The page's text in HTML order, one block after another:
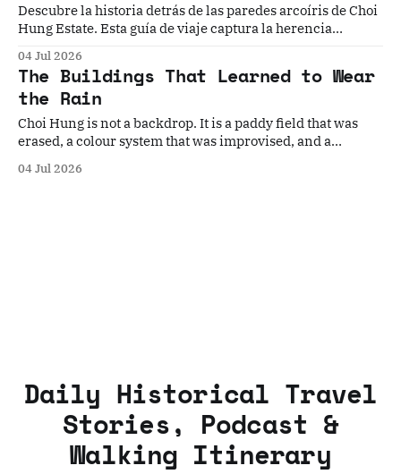
Descubre la historia detrás de las paredes arcoíris de Choi
Hung Estate. Esta guía de viaje captura la herencia
recuerdos de este icónico complejo de viviendas de Hong
Kong antes de su próxima remodelación.
04 Jul 2026
The Buildings That Learned to Wear
the Rain
Choi Hung is not a backdrop. It is a paddy field that was
erased, a colour system that was improvised, and a
all of it now on a countdown to demolition.
04 Jul 2026
Daily Historical Travel
Stories, Podcast &
Walking Itinerary